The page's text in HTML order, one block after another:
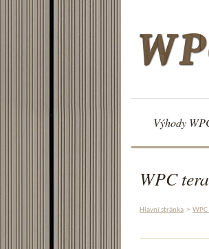
Výhody
WPC
Hlavní stránka > WPC